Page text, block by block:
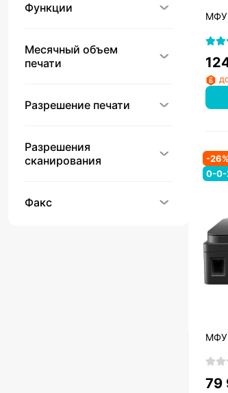
Функции
Месячный объем
печати
Разрешение печати
Разрешения
сканирования
Факс
МФУ
-26%
0-0-
МФУ
79